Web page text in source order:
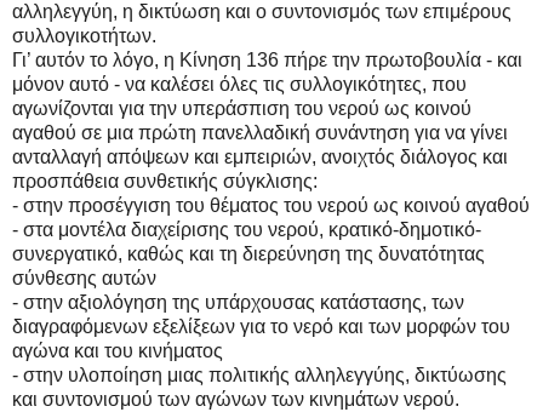
αλληλεγγύη, η δικτύωση και ο συντονισμός των επιμέρους
συλλογικοτήτων.
Γι’ αυτόν το λόγο, η Κίνηση 136 πήρε την πρωτοβουλία - και
μόνον αυτό - να καλέσει όλες τις συλλογικότητες, που
αγωνίζονται για την υπεράσπιση του νερού ως κοινού
αγαθού σε μια πρώτη πανελλαδική συνάντηση για να γίνει
ανταλλαγή απόψεων και εμπειριών, ανοιχτός διάλογος και
προσπάθεια συνθετικής σύγκλισης:
- στην προσέγγιση του θέματος του νερού ως κοινού αγαθού
- στα μοντέλα διαχείρισης του νερού, κρατικό-δημοτικό-
συνεργατικό, καθώς και τη διερεύνηση της δυνατότητας
σύνθεσης αυτών
- στην αξιολόγηση της υπάρχουσας κατάστασης, των
διαγραφόμενων εξελίξεων για το νερό και των μορφών του
αγώνα και του κινήματος
- στην υλοποίηση μιας πολιτικής αλληλεγγύης, δικτύωσης
και συντονισμού των αγώνων των κινημάτων νερού.